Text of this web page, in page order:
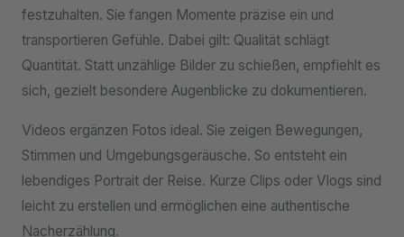
festzuhalten. Sie fangen Momente präzise ein und
transportieren Gefühle. Dabei gilt: Qualität schlägt
Quantität. Statt unzählige Bilder zu schießen, empfiehlt es
sich, gezielt besondere Augenblicke zu dokumentieren.
Videos ergänzen Fotos ideal. Sie zeigen Bewegungen,
Stimmen und Umgebungsgeräusche. So entsteht ein
lebendiges Portrait der Reise. Kurze Clips oder Vlogs sind
leicht zu erstellen und ermöglichen eine authentische
Nacherzählung.